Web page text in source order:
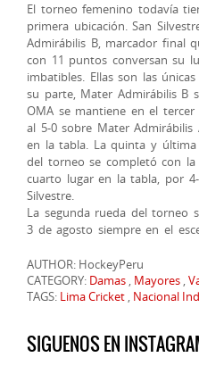
El torneo femenino todavía
primera ubicación. San
Admirábilis B, marcador final
con 11 puntos conversan su
imbatibles. Ellas son las
su parte, Mater Admirábilis B
OMA se mantiene en el tercer
al 5-0 sobre Mater
en la tabla. La quinta y
del torneo se completó con la
cuarto lugar en la tabla, por
Silvestre.
La segunda rueda del torneo
3 de agosto siempre en el
AUTHOR: HockeyPeru
CATEGORY: Damas , Mayores ,
TAGS: Lima Cricket , Nacional
SIGUENOS EN